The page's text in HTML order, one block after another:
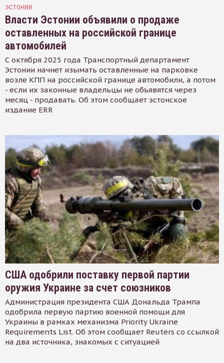
ЭСТОНИЯ
Власти Эстонии объявили о продаже
оставленных на российской границе
автомобилей
С октября 2025 года Транспортный департамент
Эстонии начнет изымать оставленные на парковке
возле КПП на российской границе автомобили, а потом
- если их законные владельцы не объявятся через
месяц - продавать. Об этом сообщает эстонское
издание ERR
США одобрили поставку первой партии
оружия Украине за счет союзников
Администрация президента США Дональда Трампа
одобрила первую партию военной помощи для
Украины в рамках механизма Priority Ukraine
Requirements List. Об этом сообщает Reuters со ссылкой
на два источника, знакомых с ситуацией